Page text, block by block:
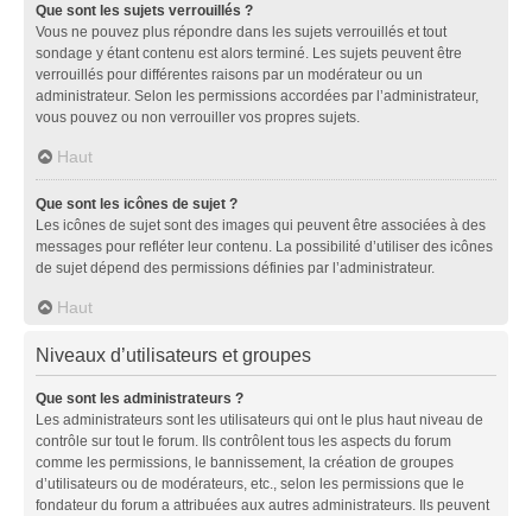
Que sont les sujets verrouillés ?
Vous ne pouvez plus répondre dans les sujets verrouillés et tout
sondage y étant contenu est alors terminé. Les sujets peuvent être
verrouillés pour différentes raisons par un modérateur ou un
administrateur. Selon les permissions accordées par l’administrateur,
vous pouvez ou non verrouiller vos propres sujets.
Haut
Que sont les icônes de sujet ?
Les icônes de sujet sont des images qui peuvent être associées à des
messages pour refléter leur contenu. La possibilité d’utiliser des icônes
de sujet dépend des permissions définies par l’administrateur.
Haut
Niveaux d’utilisateurs et groupes
Que sont les administrateurs ?
Les administrateurs sont les utilisateurs qui ont le plus haut niveau de
contrôle sur tout le forum. Ils contrôlent tous les aspects du forum
comme les permissions, le bannissement, la création de groupes
d’utilisateurs ou de modérateurs, etc., selon les permissions que le
fondateur du forum a attribuées aux autres administrateurs. Ils peuvent